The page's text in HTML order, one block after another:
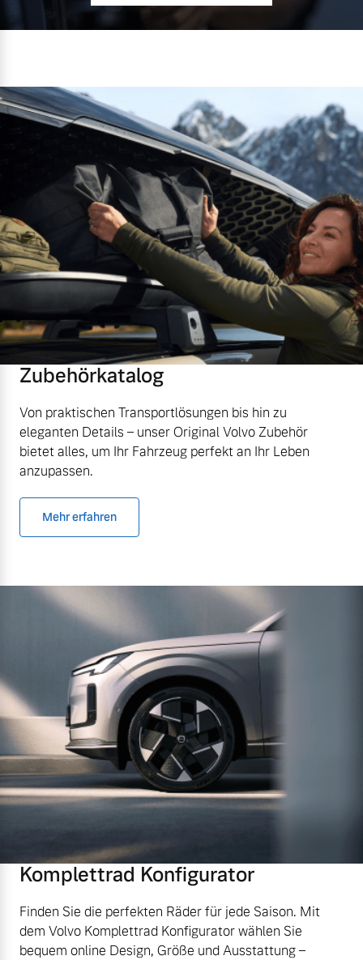
Zubehörkatalog
Von praktischen Transportlösungen bis hin zu
eleganten Details – unser Original Volvo Zubehör
bietet alles, um Ihr Fahrzeug perfekt an Ihr Leben
anzupassen.
Mehr erfahren
Komplettrad Konfigurator
Finden Sie die perfekten Räder für jede Saison. Mit
dem Volvo Komplettrad Konfigurator wählen Sie
bequem online Design, Größe und Ausstattung –